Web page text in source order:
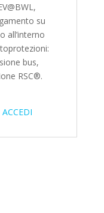
su
all’interno
bus,
RSC®.